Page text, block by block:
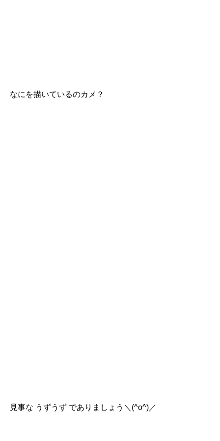
なにを描いているのカメ？
見事な うずうず でありましょう＼(^o^)／